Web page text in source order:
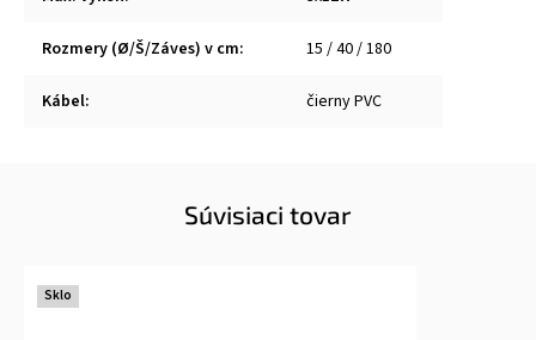
Rozmery (Ø/Š/Záves) v cm: 15 / 40 / 180
Kábel: čierny PVC
Súvisiaci tovar
Sklo